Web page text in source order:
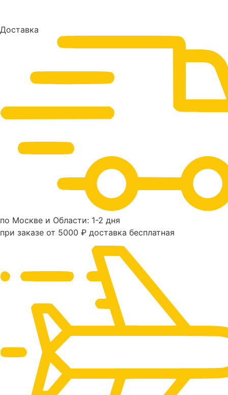
Доставка
по Москве и Области: 1-2 дня
при заказе от 5000 ₽ доставка бесплатная